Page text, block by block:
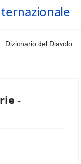
Dizionario del Diavolo
-